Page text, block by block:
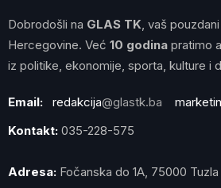
Dobrodošli na GLAS TK, vaš
Hercegovine. Već 10 godina pratimo
iz politike, ekonomije, sporta, kulture i
Email: redakcija@glastk.ba
Kontakt: 035-228-575
Adresa: Fočanska do 1A, 75000